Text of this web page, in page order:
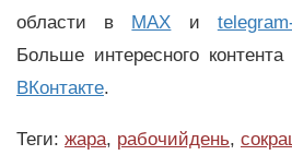
области в MAX и
Больше интересного
ВКонтакте.
Теги: жара, рабочийдень,